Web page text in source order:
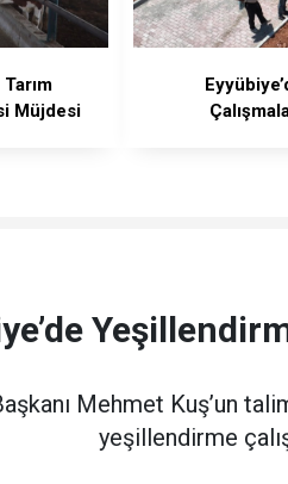
Müjdesi
Mehmet Kuş’un
yeşillendirme